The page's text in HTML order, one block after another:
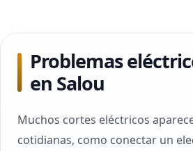
Problemas
en Salou
Muchos cortes eléctricos
cotidianas, como conectar un